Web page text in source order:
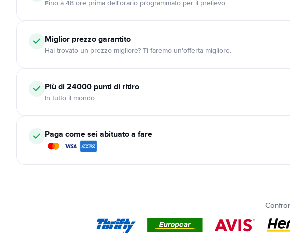
Fino a 48 ore prima dell'orario programmato per il prelievo
Miglior prezzo garantito
Hai trovato un prezzo migliore? Ti faremo un'offerta migliore.
Più di 24000 punti di ritiro
In tutto il mondo
Paga come sei abituato a fare